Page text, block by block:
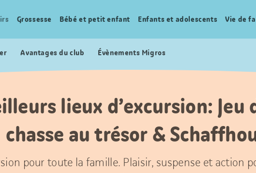
Grossesse Bébé et petit enfant Enfants et adolescents Vie de
Avantages du club Évènements Migros
lieux d’excursion:
chasse au trésor &
pour toute la famille. Plaisir, suspense et action